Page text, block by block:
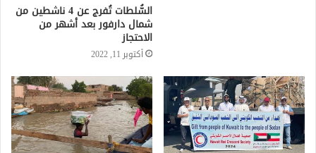
السُّلطات تُفرج عن 4 ناشطين من
شمال دارفور بعد أشهر من
الاحتجاز
أكتوبر 11, 2022